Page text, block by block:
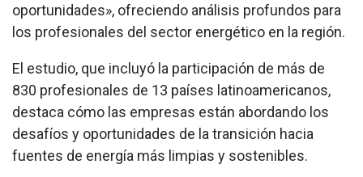
oportunidades», ofreciendo análisis profundos para
los profesionales del sector energético en la región.
El estudio, que incluyó la participación de más de
830 profesionales de 13 países latinoamericanos,
destaca cómo las empresas están abordando los
desafíos y oportunidades de la transición hacia
fuentes de energía más limpias y sostenibles.